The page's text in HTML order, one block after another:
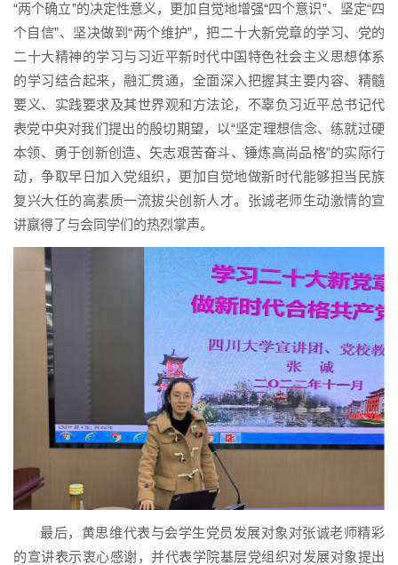
“两个确立”的决定性意义，更加自觉地增强“四个意识”、坚定“四
个自信”、坚决做到“两个维护”，把二十大新党章的学习、党的
二十大精神的学习与习近平新时代中国特色社会主义思想体系
的学习结合起来，融汇贯通，全面深入把握其主要内容、精髓
要义、实践要求及其世界观和方法论，不辜负习近平总书记代
表党中央对我们提出的殷切期望，以“坚定理想信念、练就过硬
本领、勇于创新创造、矢志艰苦奋斗、锤炼高尚品格”的实际行
动，争取早日加入党组织，更加自觉地做新时代能够担当民族
复兴大任的高素质一流拔尖创新人才。张诚老师生动激情的宣
讲赢得了与会同学们的热烈掌声。
最后，黄思维代表与会学生党员发展对象对张诚老师精彩
的宣讲表示衷心感谢，并代表学院基层党组织对发展对象提出